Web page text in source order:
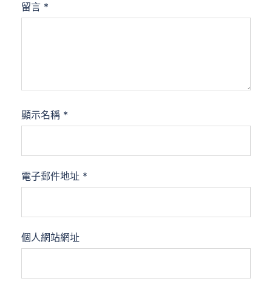
留言 *
顯示名稱 *
電子郵件地址 *
個人網站網址